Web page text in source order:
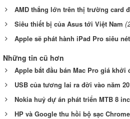
AMD thắng lớn trên thị trường card
Siêu thiết bị của Asus tới Việt Nam
Apple sẽ phát hành iPad Pro siêu nét
Những tin cũ hơn
Apple bắt đầu bán Mac Pro giá khởi
USB của tương lai ra đời vào năm
Nokia huỷ dự án phát triển MTB 8
HP và Google thu hồi bộ sạc